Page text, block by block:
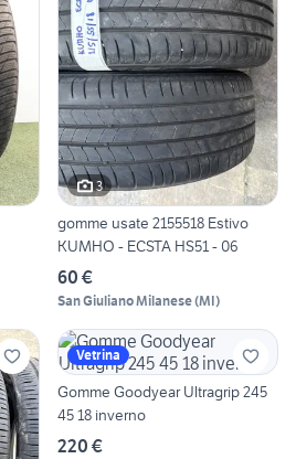
3
gomme usate 2155518 Estivo
KUMHO - ECSTA HS51 - 06
60 €
San Giuliano Milanese(MI)
Vetrina
Gomme Goodyear Ultragrip 245
45 18 inverno
220 €